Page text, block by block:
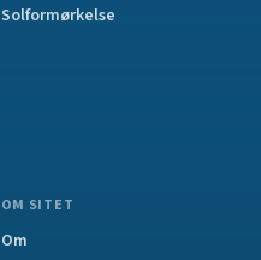
Solformørkelse
OM SITET
Om